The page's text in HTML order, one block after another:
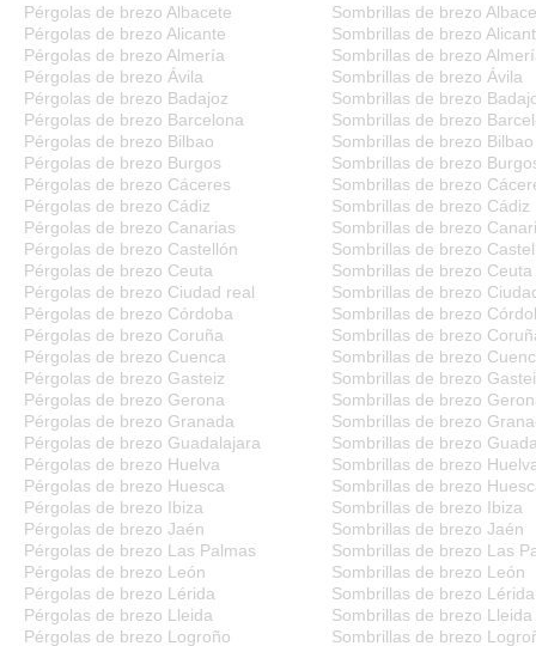
Pérgolas de brezo Albacete
Sombrillas de brezo
Pérgolas de brezo Alicante
Sombrillas de brezo
Pérgolas de brezo Almería
Sombrillas de brezo
Pérgolas de brezo Ávila
Sombrillas de brezo Ávila
Pérgolas de brezo Badajoz
Sombrillas de brezo
Pérgolas de brezo Barcelona
Sombrillas de brezo
Pérgolas de brezo Bilbao
Sombrillas de brezo Bilbao
Pérgolas de brezo Burgos
Sombrillas de brezo
Pérgolas de brezo Cáceres
Sombrillas de brezo
Pérgolas de brezo Cádiz
Sombrillas de brezo Cádiz
Pérgolas de brezo Canarias
Sombrillas de brezo
Pérgolas de brezo Castellón
Sombrillas de brezo
Pérgolas de brezo Ceuta
Sombrillas de brezo Ceuta
Pérgolas de brezo Ciudad real
Sombrillas de brezo
Pérgolas de brezo Córdoba
Sombrillas de brezo
Pérgolas de brezo Coruña
Sombrillas de brezo
Pérgolas de brezo Cuenca
Sombrillas de brezo
Pérgolas de brezo Gasteiz
Sombrillas de brezo
Pérgolas de brezo Gerona
Sombrillas de brezo
Pérgolas de brezo Granada
Sombrillas de brezo
Pérgolas de brezo Guadalajara
Sombrillas de brezo
Pérgolas de brezo Huelva
Sombrillas de brezo
Pérgolas de brezo Huesca
Sombrillas de brezo
Pérgolas de brezo Ibiza
Sombrillas de brezo Ibiza
Pérgolas de brezo Jaén
Sombrillas de brezo Jaén
Pérgolas de brezo Las Palmas
Sombrillas de brezo Las
Pérgolas de brezo León
Sombrillas de brezo León
Pérgolas de brezo Lérida
Sombrillas de brezo Lérida
Pérgolas de brezo Lleida
Sombrillas de brezo Lleida
Pérgolas de brezo Logroño
Sombrillas de brezo